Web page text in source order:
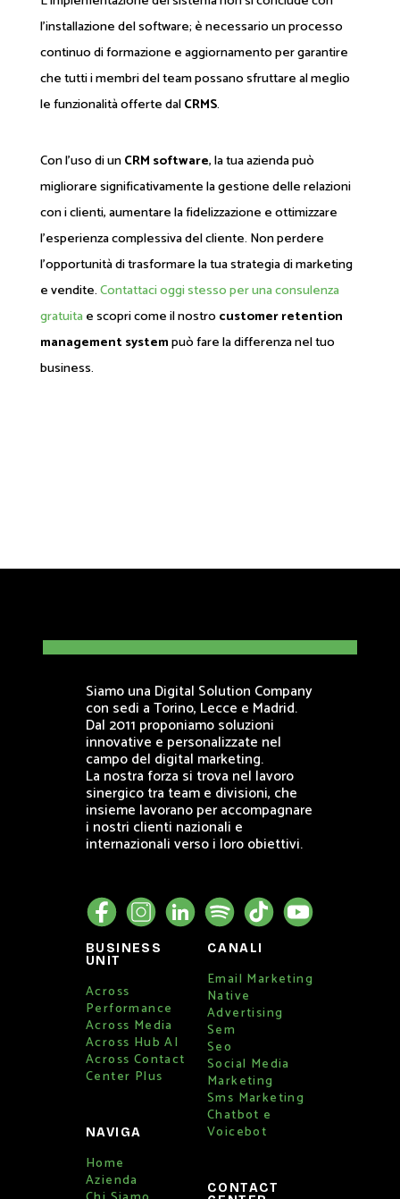
l'installazione del software; è necessario un processo
continuo di formazione e aggiornamento per garantire
che tutti i membri del team possano sfruttare al meglio
le funzionalità offerte dalCRMS.
Con l'uso di unCRM software, la tua azienda può
migliorare significativamente la gestione delle relazioni
con i clienti, aumentare la fidelizzazione e ottimizzare
l'esperienza complessiva del cliente. Non perdere
l'opportunità di trasformare la tua strategia di marketing
e vendite.Contattaci oggi stesso per una consulenza
gratuita e scopri come il nostrocustomer retention
management systempuò fare la differenza nel tuo
business.
Siamo una Digital Solution Company
con sedi a Torino, Lecce e Madrid.
Dal 2011 proponiamo soluzioni
innovative e personalizzate nel
campo del digital marketing.
La nostra forza si trova nel lavoro
sinergico tra team e divisioni, che
insieme lavorano per accompagnare
i nostri clienti nazionali e
internazionali verso i loro obiettivi.
BUSINESS
UNIT
Across
Performance
Across Media
Across Hub AI
Across Contact
Center Plus
NAVIGA
Home
Azienda
CANALI
Email Marketing
Native
Advertising
Sem
Seo
Social Media
Marketing
Sms Marketing
Chatbot e
Voicebot
CONTACT